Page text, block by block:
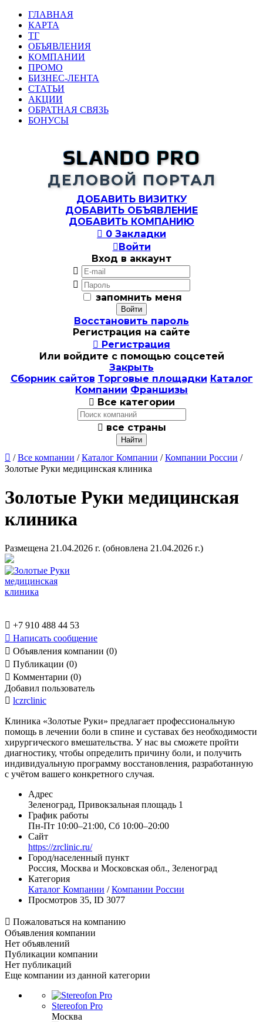
ГЛАВНАЯ
КАРТА
ТГ
ОБЪЯВЛЕНИЯ
КОМПАНИИ
ПРОМО
БИЗНЕС-ЛЕНТА
СТАТЬИ
АКЦИИ
ОБРАТНАЯ СВЯЗЬ
БОНУСЫ
SLANDO PRO
ДЕЛОВОЙ ПОРТАЛ
ДОБАВИТЬ ВИЗИТКУ
ДОБАВИТЬ ОБЪЯВЛЕНИЕ
ДОБАВИТЬ КОМПАНИЮ
 0 Закладки
Войти
Вход в аккаунт


запомнить меня
Восстановить пароль
Регистрация на сайте
 Регистрация
Или войдите с помощью соцсетей
Закрыть
Сборник сайтов Торговые площадки Каталог
Компании Франшизы
 Все категории
 все страны
 /Все компании /Каталог Компании /Компании России /
Золотые Руки медицинская клиника
Золотые Руки медицинская
клиника
Размещена 21.04.2026 г. (обновлена 21.04.2026 г.)
 +7 910 488 44 53
 Написать сообщение
 Объявления компании (0)
 Публикации (0)
 Комментарии (0)
Добавил пользователь
 lczrclinic
Клиника «Золотые Руки» предлагает профессиональную
помощь в лечении боли в спине и суставах без необходимости
хирургического вмешательства. У нас вы сможете пройти
диагностику, чтобы определить причину боли, и получить
индивидуальную программу восстановления, разработанную
с учётом вашего конкретного случая.
Адрес
Зеленоград, Привокзальная площадь 1
График работы
Пн-Пт 10:00–21:00, Сб 10:00–20:00
Сайт
https://zrclinic.ru/
Город/населенный пункт
Россия, Москва и Московская обл., Зеленоград
Категория
Каталог Компании /Компании России
Просмотров 35, ID 3077
 Пожаловаться на компанию
Объявления компании
Нет объявлений
Публикации компании
Нет публикаций
Еще компании из данной категории
Stereofon Pro
Москва